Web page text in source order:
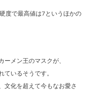
度で最高値は7というほかの
ーメン王のマスクが、
ているそうです。
文化を超えて今もなお愛さ